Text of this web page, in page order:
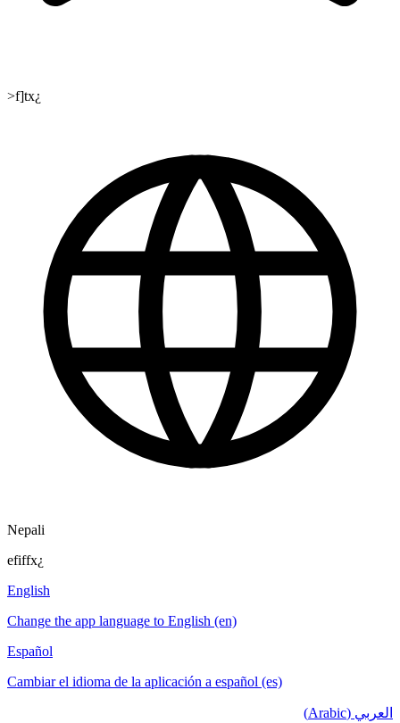
>f]tx¿
Nepali
efiffx¿
English
Change the app language to English (en)
Español
Cambiar el idioma de la aplicación a español (es)
العربي (Arabic)